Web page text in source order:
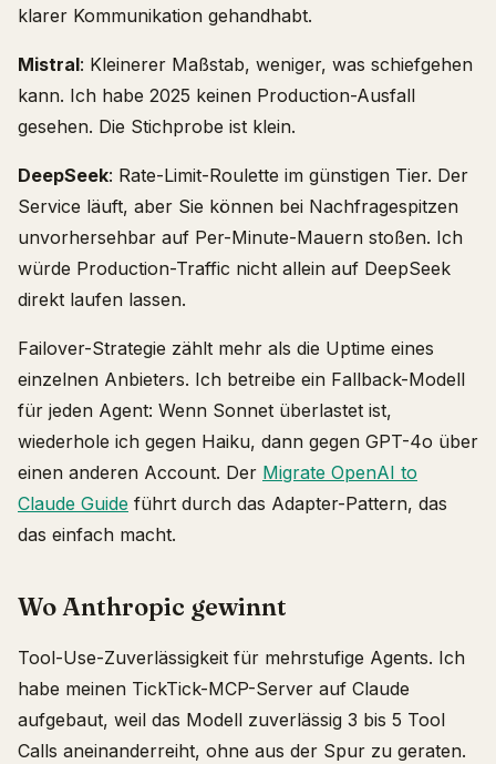
klarer Kommunikation gehandhabt.
Mistral: Kleinerer Maßstab, weniger, was schiefgehen
kann. Ich habe 2025 keinen Production-Ausfall
gesehen. Die Stichprobe ist klein.
DeepSeek: Rate-Limit-Roulette im günstigen Tier. Der
Service läuft, aber Sie können bei Nachfragespitzen
unvorhersehbar auf Per-Minute-Mauern stoßen. Ich
würde Production-Traffic nicht allein auf DeepSeek
direkt laufen lassen.
Failover-Strategie zählt mehr als die Uptime eines
einzelnen Anbieters. Ich betreibe ein Fallback-Modell
für jeden Agent: Wenn Sonnet überlastet ist,
wiederhole ich gegen Haiku, dann gegen GPT-4o über
einen anderen Account. Der Migrate OpenAI to
Claude Guide führt durch das Adapter-Pattern, das
das einfach macht.
Wo Anthropic gewinnt
Tool-Use-Zuverlässigkeit für mehrstufige Agents. Ich
habe meinen TickTick-MCP-Server auf Claude
aufgebaut, weil das Modell zuverlässig 3 bis 5 Tool
Calls aneinanderreiht, ohne aus der Spur zu geraten.